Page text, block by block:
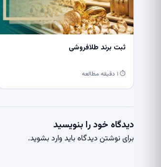
ثبت برند طلافروشی
⏱ ۱ دقیقه مطالعه
دیدگاه خود را بنویسید
برای نوشتن دیدگاه باید وارد بشوید.